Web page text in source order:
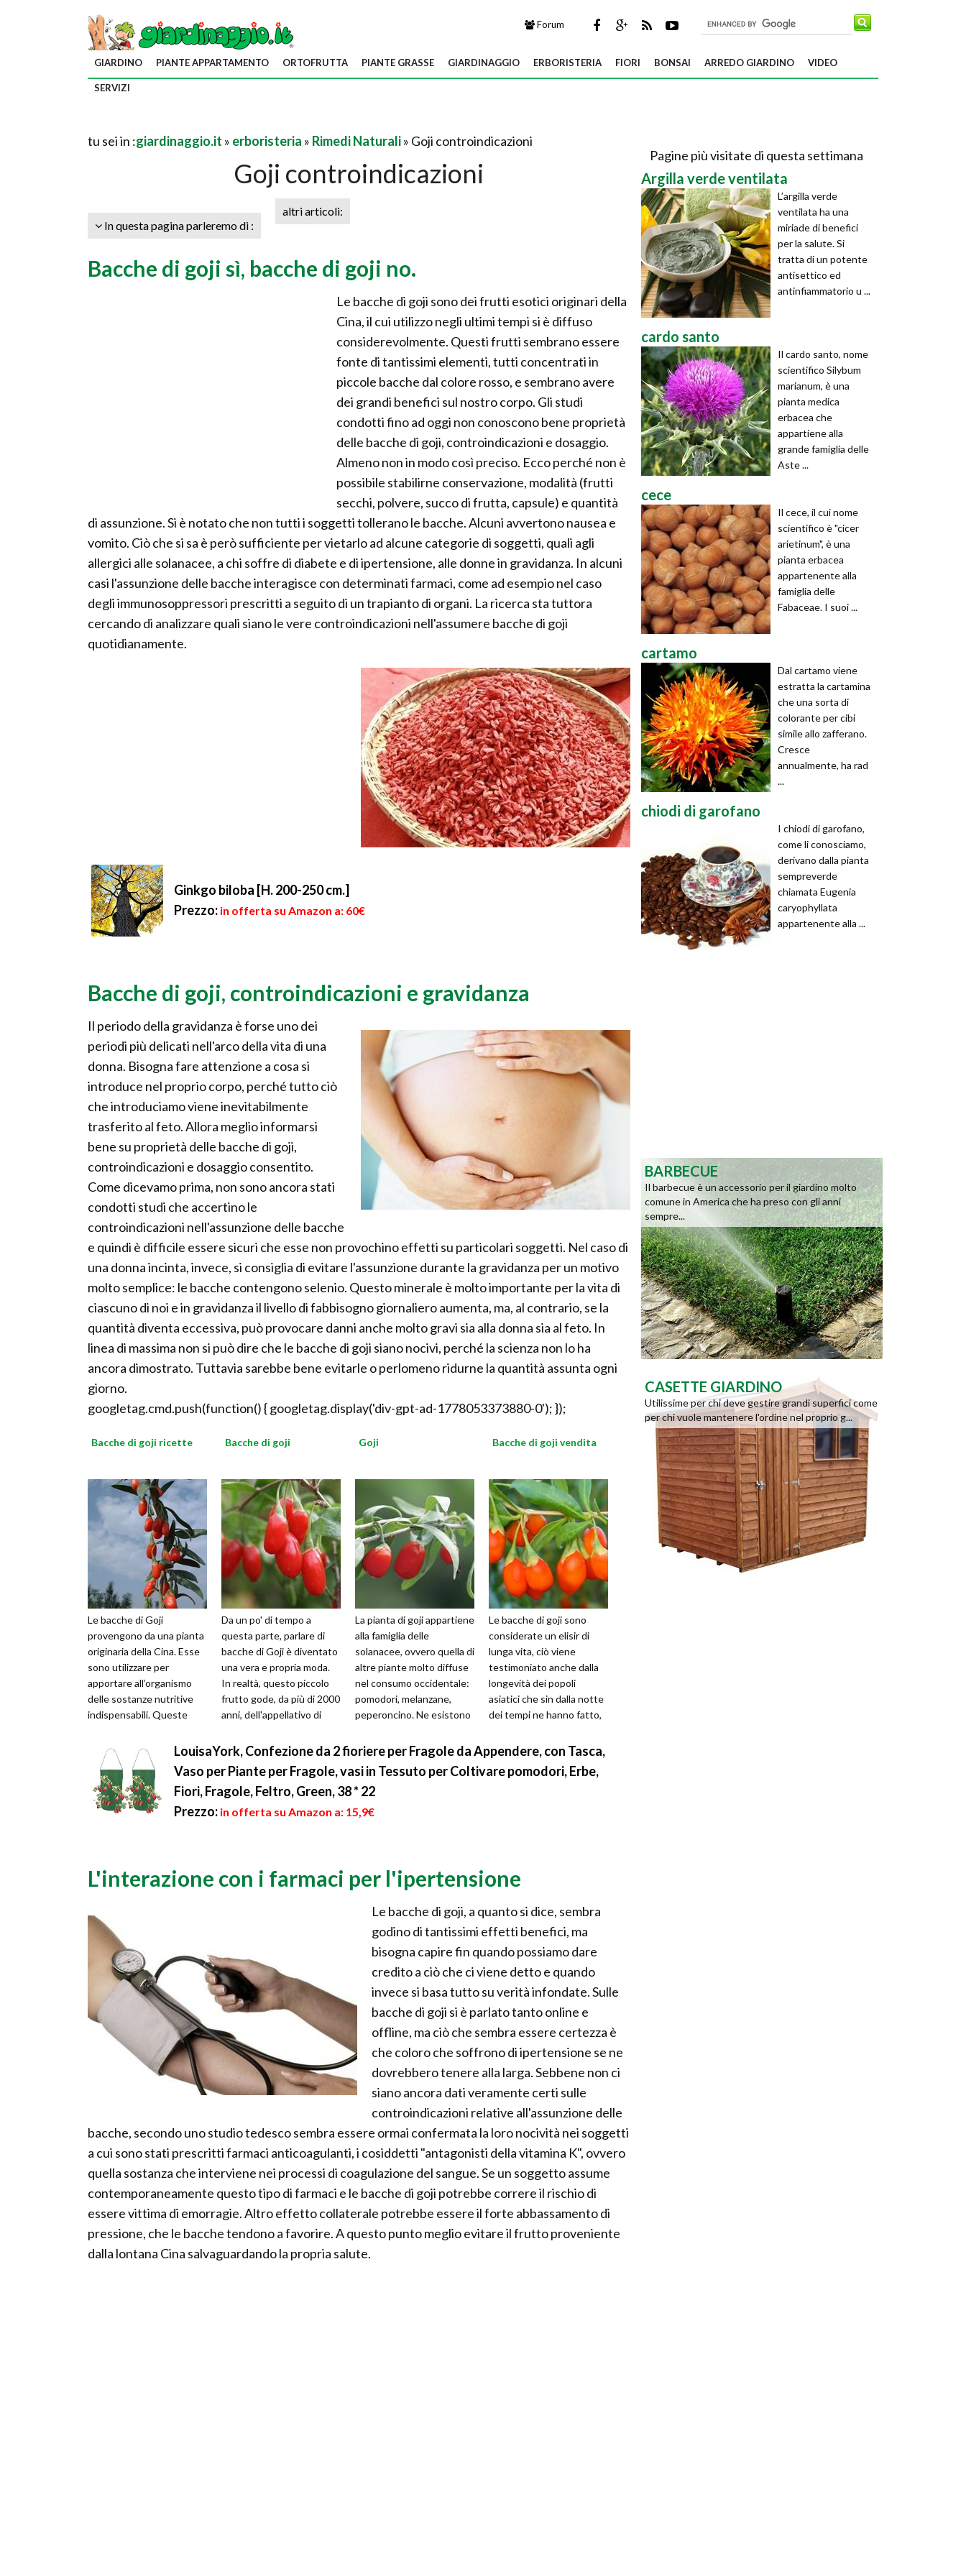
Forum
GIARDINO PIANTE APPARTAMENTO ORTOFRUTTA PIANTE GRASSE GIARDINAGGIO ERBORISTERIA FIORI BONSAI ARREDO GIARDINO VIDEO
SERVIZI
tu sei in :giardinaggio.it » erboristeria » Rimedi Naturali» Goji controindicazioni
Goji controindicazioni
In questa pagina parleremo di :
altri articoli:
Bacche di goji sì, bacche di goji no.
Le bacche di goji sono dei frutti esotici originari della
Cina, il cui utilizzo negli ultimi tempi si è diffuso
considerevolmente. Questi frutti sembrano essere
fonte di tantissimi elementi, tutti concentrati in
piccole bacche dal colore rosso, e sembrano avere
dei grandi benefici sul nostro corpo. Gli studi
condotti fino ad oggi non conoscono bene proprietà
delle bacche di goji, controindicazioni e dosaggio.
Almeno non in modo così preciso. Ecco perché non è
possibile stabilirne conservazione, modalità (frutti
secchi, polvere, succo di frutta, capsule) e quantità
di assunzione. Si è notato che non tutti i soggetti tollerano le bacche. Alcuni avvertono nausea e
vomito. Ciò che si sa è però sufficiente per vietarlo ad alcune categorie di soggetti, quali agli
allergici alle solanacee, a chi soffre di diabete e di ipertensione, alle donne in gravidanza. In alcuni
casi l'assunzione delle bacche interagisce con determinati farmaci, come ad esempio nel caso
degli immunosoppressori prescritti a seguito di un trapianto di organi. La ricerca sta tuttora
cercando di analizzare quali siano le vere controindicazioni nell'assumere bacche di goji
quotidianamente.
Ginkgo biloba [H. 200-250 cm.]
Prezzo: in offerta su Amazon a: 60€
Bacche di goji, controindicazioni e gravidanza
Il periodo della gravidanza è forse uno dei
periodi più delicati nell'arco della vita di una
donna. Bisogna fare attenzione a cosa si
introduce nel proprio corpo, perché tutto ciò
che introduciamo viene inevitabilmente
trasferito al feto. Allora meglio informarsi
bene su proprietà delle bacche di goji,
controindicazioni e dosaggio consentito.
Come dicevamo prima, non sono ancora stati
condotti studi che accertino le
controindicazioni nell'assunzione delle bacche
e quindi è difficile essere sicuri che esse non provochino effetti su particolari soggetti. Nel caso di
una donna incinta, invece, si consiglia di evitare l'assunzione durante la gravidanza per un motivo
molto semplice: le bacche contengono selenio. Questo minerale è molto importante per la vita di
ciascuno di noi e in gravidanza il livello di fabbisogno giornaliero aumenta, ma, al contrario, se la
quantità diventa eccessiva, può provocare danni anche molto gravi sia alla donna sia al feto. In
linea di massima non si può dire che le bacche di goji siano nocivi, perché la scienza non lo ha
ancora dimostrato. Tuttavia sarebbe bene evitarle o perlomeno ridurne la quantità assunta ogni
giorno.
googletag.cmd.push(function() { googletag.display('div-gpt-ad-1778053373880-0'); });
Bacche di goji ricette
Le bacche di Goji
provengono da una pianta
originaria della Cina. Esse
sono utilizzare per
apportare all’organismo
delle sostanze nutritive
indispensabili. Queste
arancio e rosso...
Bacche di goji
Da un po' di tempo a
questa parte, parlare di
bacche di Goji è diventato
una vera e propria moda.
In realtà, questo piccolo
frutto gode, da più di 2000
anni, dell'appellativo di
Goji
La pianta di goji appartiene
alla famiglia delle
solanacee, ovvero quella di
altre piante molto diffuse
nel consumo occidentale:
pomodori, melanzane,
peperoncino. Ne esistono
...
Bacche di goji vendita
Le bacche di goji sono
considerate un elisir di
lunga vita, ciò viene
testimoniato anche dalla
longevità dei popoli
asiatici che sin dalla notte
dei tempi ne hanno fatto,
larg...
LouisaYork, Confezione da 2 fioriere per Fragole da Appendere, con Tasca,
Vaso per Piante per Fragole, vasi in Tessuto per Coltivare pomodori, Erbe,
Fiori, Fragole, Feltro, Green, 38 * 22
Prezzo: in offerta su Amazon a: 15,9€
L'interazione con i farmaci per l'ipertensione
Le bacche di goji, a quanto si dice, sembra
godino di tantissimi effetti benefici, ma
bisogna capire fin quando possiamo dare
credito a ciò che ci viene detto e quando
invece si basa tutto su verità infondate. Sulle
bacche di goji si è parlato tanto online e
offline, ma ciò che sembra essere certezza è
che coloro che soffrono di ipertensione se ne
dovrebbero tenere alla larga. Sebbene non ci
siano ancora dati veramente certi sulle
controindicazioni relative all'assunzione delle
bacche, secondo uno studio tedesco sembra essere ormai confermata la loro nocività nei soggetti
a cui sono stati prescritti farmaci anticoagulanti, i cosiddetti "antagonisti della vitamina K", ovvero
quella sostanza che interviene nei processi di coagulazione del sangue. Se un soggetto assume
contemporaneamente questo tipo di farmaci e le bacche di goji potrebbe correre il rischio di
essere vittima di emorragie. Altro effetto collaterale potrebbe essere il forte abbassamento di
pressione, che le bacche tendono a favorire. A questo punto meglio evitare il frutto proveniente
dalla lontana Cina salvaguardando la propria salute.
Pagine più visitate di questa settimana
Argilla verde ventilata
L’argilla verde
ventilata ha una
miriade di benefici
per la salute. Si
tratta di un potente
antisettico ed
antinfiammatorio u ...
cardo santo
Il cardo santo, nome
scientifico Silybum
marianum, è una
pianta medica
erbacea che
appartiene alla
grande famiglia delle
Aste ...
cece
Il cece, il cui nome
scientifico è "cicer
arietinum", è una
pianta erbacea
appartenente alla
famiglia delle
Fabaceae. I suoi ...
cartamo
Dal cartamo viene
estratta la cartamina
che una sorta di
colorante per cibi
simile allo zafferano.
Cresce
annualmente, ha rad
...
chiodi di garofano
I chiodi di garofano,
come li conosciamo,
derivano dalla pianta
sempreverde
chiamata Eugenia
caryophyllata
appartenente alla ...
BARBECUE
Il barbecue è un accessorio per il giardino molto
comune in America che ha preso con gli anni
sempre...
CASETTE GIARDINO
Utilissime per chi deve gestire grandi superfici come
per chi vuole mantenere l'ordine nel proprio g...